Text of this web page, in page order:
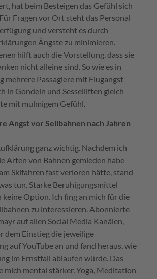
hat beim Besteigen das Gefühl sich
Fragen vor Ort steht das Personal
und versteht es durch
Ängste zu minimieren.
hilft auch die Vorstellung, dass sie
nicht alleine sind. So wie es in
mehrere Passagiere mit Flugangst
in Gondeln und Sesselliften gleich
mit mulmigem Gefühl.
Angst vor Seilbahnen nach Jahren
ganz wichtig. Nachdem ich
Arten von Bahnen gemieden habe
Skifahren fast verloren hätte, stand
tun. Starke Beruhigungsmittel
keine Option. Ich fing an mich für die
zu interessieren. Abonnierte
auf allen Social Media Kanälen,
dem Einstieg die jeweilige
auf YouTube an und fand heraus, wie
im Ernstfall ablaufen würde. Das
mich mental stärker. Yoga, Meditation